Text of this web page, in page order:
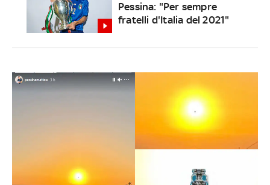
Pessina: "Per sempre
fratelli d'Italia del 2021"